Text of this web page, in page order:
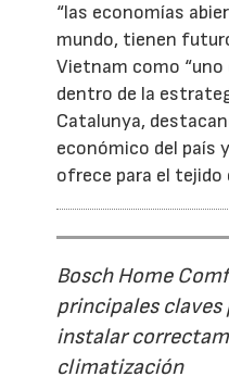
“las economías
mundo, tienen
Vietnam como “uno
dentro de la
Catalunya,
económico del país
ofrece para el tejido
Bosch Home
principales claves
instalar
climatización